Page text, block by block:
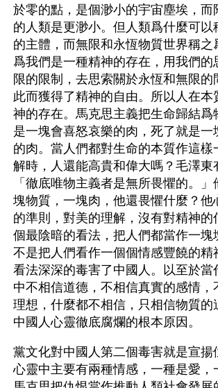
於零的點，是個渺小的宇宙塵埃，而
的人類是更渺小。但人類爲什麼可以
的主體，而無限和永恆物質世界稱之
爲我們是一種精神的存在，用我們的
限的限制，去思索關於永恆和無限的
此而獲得了精神的自由。所以人在本
神的存在。馬克思主義把生命歸結爲
是一塊會喜怒哀樂的肉，死了就是一
的肉。當人們都對生命的本質作這樣
解時，人還能高貴和偉大嗎？毛澤東
「徹底唯物主義者是無所畏懼的。
塊物質，一塊肉，他還畏懼什麼？他
的準則，對美的理解，沒有對精神的
個最陰暗的看法，把人們都當作一塊
不是把人們看作一個個情感豐饒的精
看法深深的毒害了中國人。以至於當
中不相信道德，不相信真實的感情，
理想，什麼都不相信，只相信物質的
中國人心靈徹底腐爛的根本原因。
黨文化對中國人第二個毒害就是宣揚
心靈中主要有兩種情感，一種是愛，